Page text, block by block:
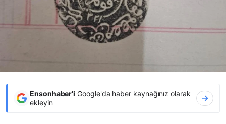
Ensonhaber'i Google'da haber kaynağınız olarak
ekleyin